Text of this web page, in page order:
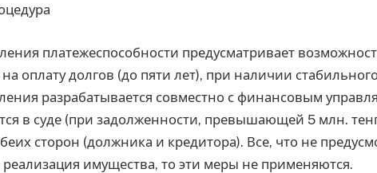
платежеспособности предусматривает
оплату долгов (до пяти лет), при наличии
разрабатывается совместно с финансовым
в суде (при задолженности, превышающей 5 млн.
сторон (должника и кредитора). Все, что не
имущества, то эти меры не применяются.